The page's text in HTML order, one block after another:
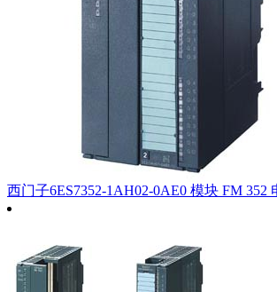
西门子6ES7352-1AH02-0AE0 模块 FM 352